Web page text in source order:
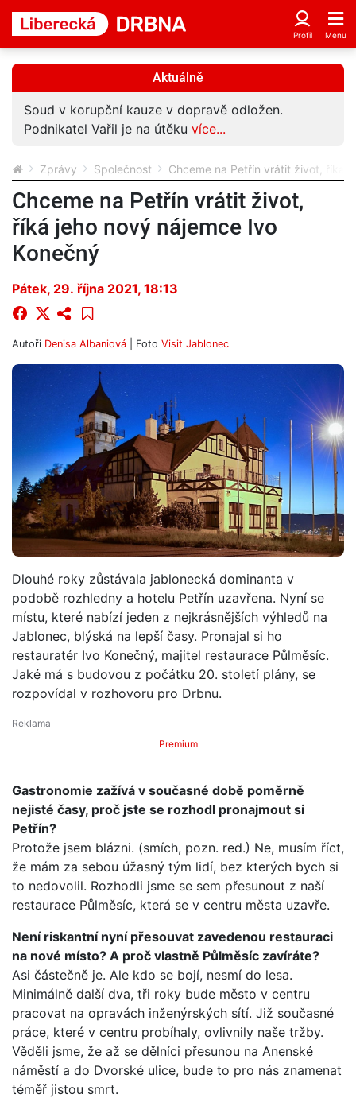
Aktuálně
Soud v korupční kauze v dopravě odložen.
Podnikatel Vařil je na útěku více...
Zprávy Společnost Chceme na Petřín vrátit život, říká
Chceme na Petřín vrátit život,
říká jeho nový nájemce Ivo
Konečný
Pátek, 29. října 2021, 18:13
Autoři Denisa Albaniová | Foto Visit Jablonec
Dlouhé roky zůstávala jablonecká dominanta v
podobě rozhledny a hotelu Petřín uzavřena. Nyní se
místu, které nabízí jeden z nejkrásnějších výhledů na
Jablonec, blýská na lepší časy. Pronajal si ho
restauratér Ivo Konečný, majitel restaurace Půlměsíc.
Jaké má s budovou z počátku 20. století plány, se
rozpovídal v rozhovoru pro Drbnu.
Premium
Gastronomie zažívá v současné době poměrně
nejisté časy, proč jste se rozhodl pronajmout si
Petřín?
Protože jsem blázni. (smích, pozn. red.) Ne, musím říct,
že mám za sebou úžasný tým lidí, bez kterých bych si
to nedovolil. Rozhodli jsme se sem přesunout z naší
restaurace Půlměsíc, která se v centru města uzavře.
Není riskantní nyní přesouvat zavedenou restauraci
na nové místo? A proč vlastně Půlměsíc zavíráte?
Asi částečně je. Ale kdo se bojí, nesmí do lesa.
Minimálně další dva, tři roky bude město v centru
pracovat na opravách inženýrských sítí. Již současné
práce, které v centru probíhaly, ovlivnily naše tržby.
Věděli jsme, že až se dělníci přesunou na Anenské
náměstí a do Dvorské ulice, bude to pro nás znamenat
téměř jistou smrt.